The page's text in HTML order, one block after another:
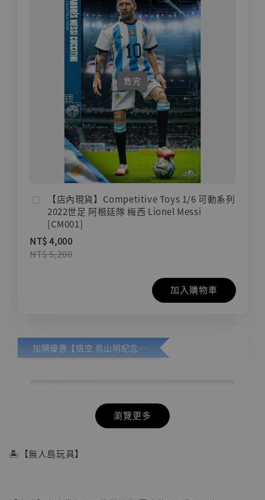
售完
【店內現貨】Competitive Toys 1/6 可動系列
2022世足 阿根廷隊 梅西 Lionel Messi
[CM001]
NT$ 4,000
NT$ 5,200
加入購物車
加購優惠【悟空 鳥山明紀念款 [奇蹟工作室]】
瀏覽更多
🏝【無人島玩具】